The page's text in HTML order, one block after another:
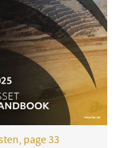
page 33